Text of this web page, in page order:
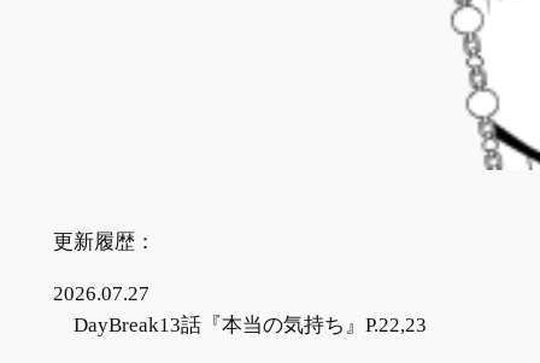
更新履歴：
2026.07.27
DayBreak13話『本当の気持ち』P.22,23